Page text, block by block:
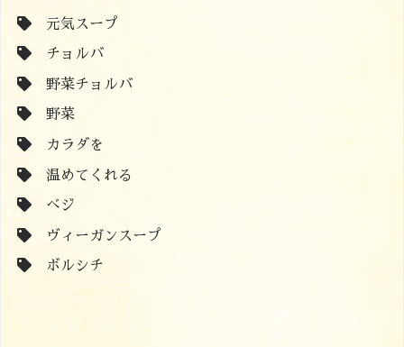
元気スープ
チョルバ
野菜チョルバ
野菜
カラダを
温めてくれる
べジ
ヴィーガンスープ
ボルシチ